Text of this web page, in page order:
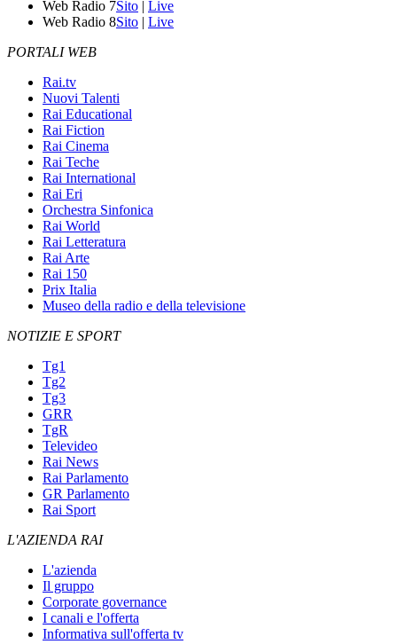
Web Radio 7Sito | Live
Web Radio 8Sito | Live
PORTALI WEB
Rai.tv
Nuovi Talenti
Rai Educational
Rai Fiction
Rai Cinema
Rai Teche
Rai International
Rai Eri
Orchestra Sinfonica
Rai World
Rai Letteratura
Rai Arte
Rai 150
Prix Italia
Museo della radio e della televisione
NOTIZIE E SPORT
Tg1
Tg2
Tg3
GRR
TgR
Televideo
Rai News
Rai Parlamento
GR Parlamento
Rai Sport
L'AZIENDA RAI
L'azienda
Il gruppo
Corporate governance
I canali e l'offerta
Informativa sull'offerta tv